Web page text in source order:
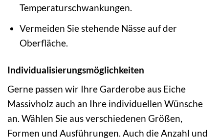
Temperaturschwankungen.
Vermeiden Sie stehende Nässe auf der
Oberfläche.
Individualisierungsmöglichkeiten
Gerne passen wir Ihre Garderobe aus Eiche
Massivholz auch an Ihre individuellen Wünsche
an. Wählen Sie aus verschiedenen Größen,
Formen und Ausführungen. Auch die Anzahl und